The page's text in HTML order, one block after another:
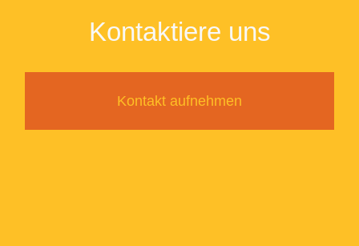
Kontaktiere uns
Kontakt aufnehmen